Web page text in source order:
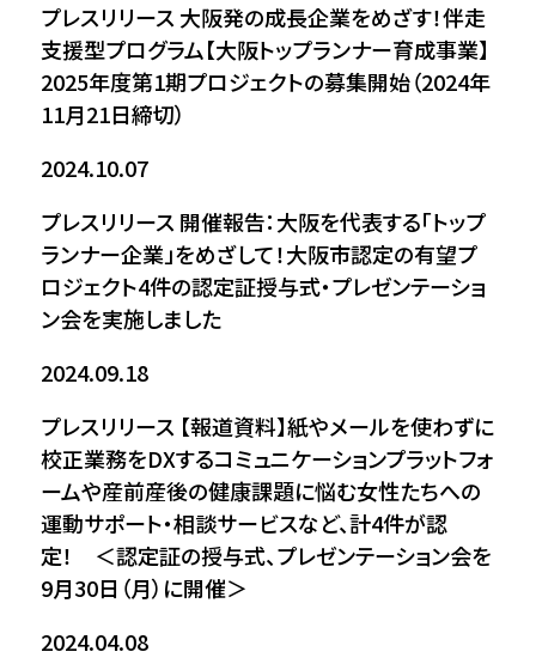
プレスリリース 大阪発の成長企業をめざす！伴走
支援型プログラム【大阪トップランナー育成事業】
2025年度第1期プロジェクトの募集開始（2024年
11月21日締切）
2024.10.07
プレスリリース 開催報告：大阪を代表する「トップ
ランナー企業」をめざして！大阪市認定の有望プ
ロジェクト4件の認定証授与式・プレゼンテーショ
ン会を実施しました
2024.09.18
プレスリリース 【報道資料】紙やメールを使わずに
校正業務をDXするコミュニケーションプラットフォ
ームや産前産後の健康課題に悩む女性たちへの
運動サポート・相談サービスなど、計4件が認
定！ ＜認定証の授与式、プレゼンテーション会を
9月30日（月）に開催＞
2024.04.08